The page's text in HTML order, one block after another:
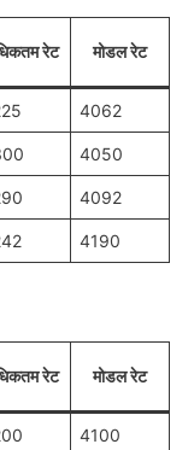
रेट मोडल रेट
4062
4050
4092
4190
रेट मोडल रेट
4100